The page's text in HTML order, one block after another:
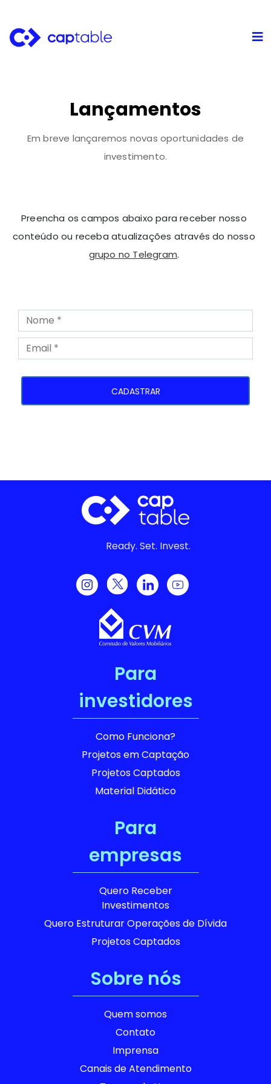
Lançamentos
Em breve lançaremos novas oportunidades de
investimento.
Preencha os campos abaixo para receber nosso
conteúdo ou receba atualizações através do nosso
grupo no Telegram.
CADASTRAR
Ready. Set. Invest.
Para
investidores
Como Funciona?
Projetos em Captação
Projetos Captados
Material Didático
Para
empresas
Quero Receber
Investimentos
Quero Estruturar Operações de Dívida
Projetos Captados
Sobre nós
Quem somos
Contato
Imprensa
Canais de Atendimento